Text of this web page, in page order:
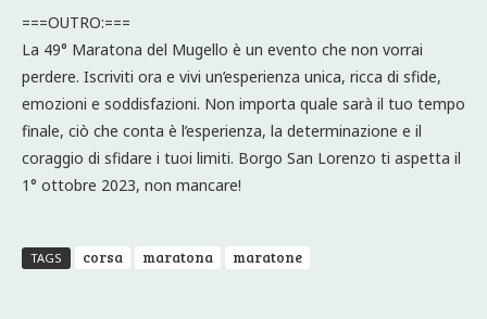
===OUTRO:===
La 49° Maratona del Mugello è un evento che non vorrai
perdere. Iscriviti ora e vivi un’esperienza unica, ricca di sfide,
emozioni e soddisfazioni. Non importa quale sarà il tuo tempo
finale, ciò che conta è l’esperienza, la determinazione e il
coraggio di sfidare i tuoi limiti. Borgo San Lorenzo ti aspetta il
1° ottobre 2023, non mancare!
TAGS corsa maratona maratone